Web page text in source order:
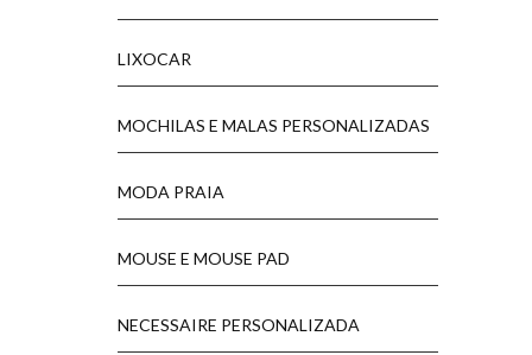
LIXOCAR
MOCHILAS E MALAS PERSONALIZADAS
MODA PRAIA
MOUSE E MOUSE PAD
NECESSAIRE PERSONALIZADA